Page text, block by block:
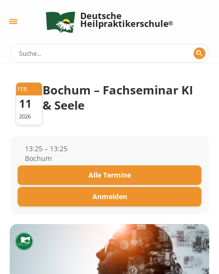
Deutsche
Heilpraktikerschule
FEB.
11
2026
Bochum – Fachseminar KI
& Seele
13:25 – 13:25
Bochum
Alle Termine
Anmelden